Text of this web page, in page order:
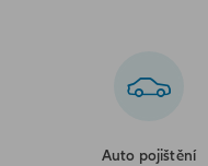
Auto pojištění